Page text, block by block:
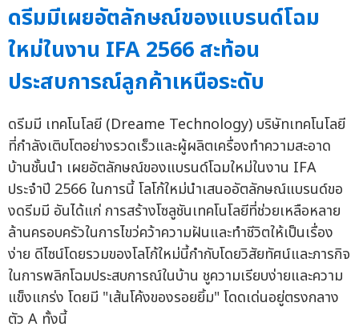
ดรีมมีเผยอัตลักษณ์ของแบรนด์โฉม
ใหม่ในงาน IFA 2566 สะท้อน
ประสบการณ์ลูกค้าเหนือระดับ
ดรีมมี เทคโนโลยี (Dreame Technology) บริษัทเทคโนโลยี
ที่กำลังเติบโตอย่างรวดเร็วและผู้ผลิตเครื่องทำความสะอาด
บ้านชั้นนำ เผยอัตลักษณ์ของแบรนด์โฉมใหม่ในงาน IFA
ประจำปี 2566 ในการนี้ โลโก้ใหม่นำเสนออัตลักษณ์แบรนด์ขอ
งดรีมมี อันได้แก่ การสร้างโซลูชันเทคโนโลยีที่ช่วยเหลือหลาย
ล้านครอบครัวในการไขว่คว้าความฝันและทำชีวิตให้เป็นเรื่อง
ง่าย ดีไซน์โดยรวมของโลโก้ใหม่นี้กำกับโดยวิสัยทัศน์และภารกิจ
ในการพลิกโฉมประสบการณ์ในบ้าน ชูความเรียบง่ายและความ
แข็งแกร่ง โดยมี "เส้นโค้งของรอยยิ้ม" โดดเด่นอยู่ตรงกลาง
ตัว A ทั้งนี้